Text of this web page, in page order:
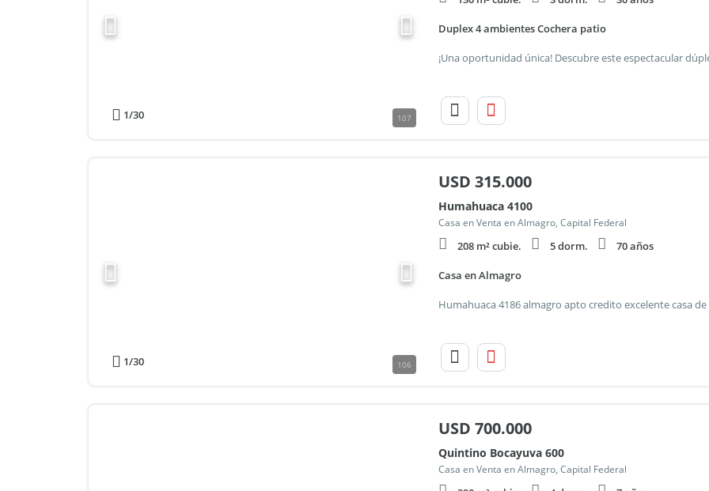
1/30 107
Duplex 4 ambientes Cochera patio
1/30 106
USD 315.000
Humahuaca 4100
Casa en Venta en Almagro, Capital Federal
208 m² cubie. 5 dorm. 70 años
Casa en Almagro
USD 700.000
Quintino Bocayuva 600
Casa en Venta en Almagro, Capital Federal